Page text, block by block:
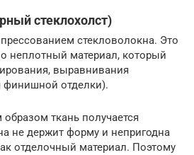
стеклохолст)
стекловолокна. Это
неплотный материал, который
выравнивания
финишной отделки).
ткань получается
не держит форму и непригодна
отделочный материал. Поэтому